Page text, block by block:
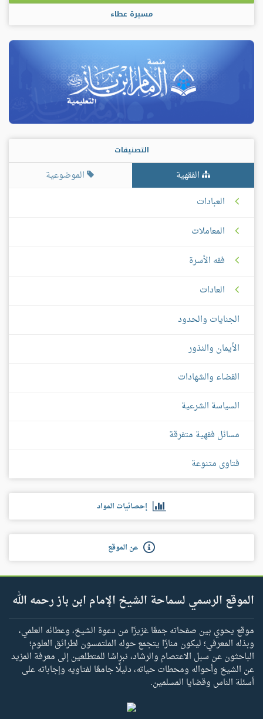
مسيرة عطاء
التصنيفات
الفقهية
الموضوعية
العبادات
المعاملات
فقه الأسرة
العادات
الجنايات والحدود
الأيمان والنذور
القضاء والشهادات
السياسة الشرعية
مسائل فقهية متفرقة
فتاوى متنوعة
إحصائيات المواد
عن الموقع
الموقع الرسمي لسماحة الشيخ الإمام ابن باز رحمه الله
موقع يحوي بين صفحاته جمعًا غزيرًا من دعوة الشيخ، وعطائه العلمي،
وبذله المعرفي؛ ليكون منارًا يتجمع حوله الملتمسون لطرائق العلوم؛
الباحثون عن سبل الاعتصام والرشاد، نبراسًا للمتطلعين إلى معرفة المزيد
عن الشيخ وأحواله ومحطات حياته، دليلًا جامعًا لفتاويه وإجاباته على
أسئلة الناس وقضايا المسلمين.